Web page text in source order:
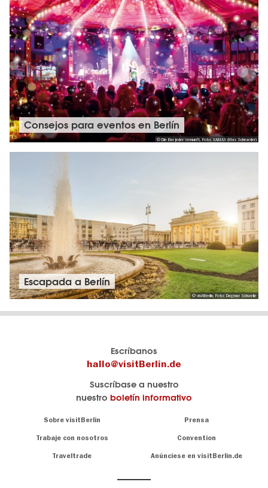
© Die Bar jeder Vernunft, Foto: XAMAX (Max Schroeder)
Consejos para eventos en Berlín
© visitBerlin, Foto: Dagmar Schwelle
Escapada a Berlín
Escríbanos
hallo@visitBerlin.de
Suscríbase a nuestro
nuestro boletín informativo
Sobre visitBerlin Prensa
Trabaje con nosotros Convention
Traveltrade Anúnciese en visitBerlin.de
visitBerlin.de
Conocemos
Consejos